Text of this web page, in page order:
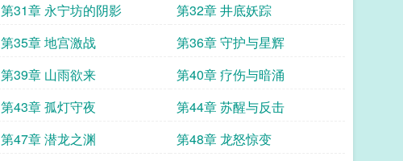
第31章 永宁坊的阴影
第32章 井底妖踪
第35章 地宫激战
第36章 守护与星辉
第39章 山雨欲来
第40章 疗伤与暗涌
第43章 孤灯守夜
第44章 苏醒与反击
第47章 潜龙之渊
第48章 龙怒惊变